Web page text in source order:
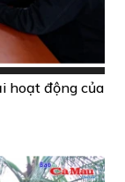
hoạt động của